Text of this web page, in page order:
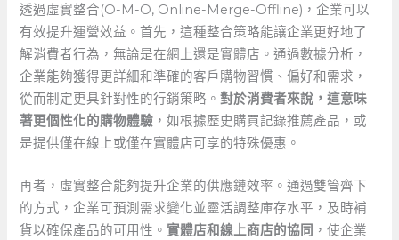
透過虛實整合(O-M-O, ⁤Online-Merge-Offline)，企業可以
有效提升運營效益。首先，這種整合策略能讓企業更好地了
解消費者行為，無論是在網上還是實體店。通過數據分析，
企業能夠獲得更詳細和準確的客戶購物習慣、偏好和需求，
從而制定更具針對性的行銷策略。對於消費者來說，這意味
著更個性化的購物體驗 ，如根據歷史購買記錄推薦產品，或
是提供僅在線上或僅在實體店可享的特殊優惠。
再者，虛實整合能夠提升企業的供應鏈效率。通過雙管齊下
的方式，企業可預測需求變化並靈活調整庫存水平，及時補
貨以確保產品的可用性。實體店和線上商店的協同 ，使企業